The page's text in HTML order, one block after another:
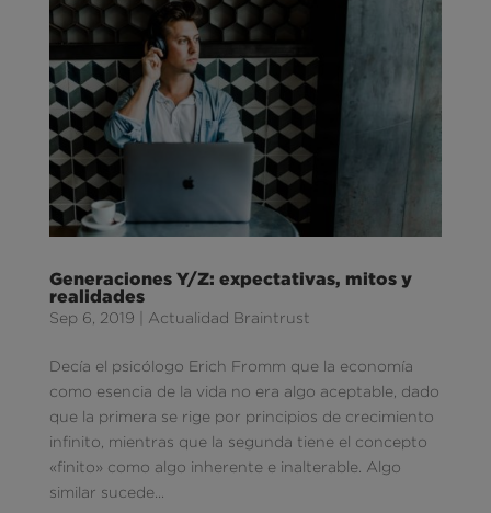
Generaciones Y/Z: expectativas, mitos y
realidades
Sep 6, 2019 Actualidad Braintrust
Decía el psicólogo Erich Fromm que la economía
como esencia de la vida no era algo aceptable, dado
que la primera se rige por principios de crecimiento
infinito, mientras que la segunda tiene el concepto
«finito» como algo inherente e inalterable. Algo
similar sucede...